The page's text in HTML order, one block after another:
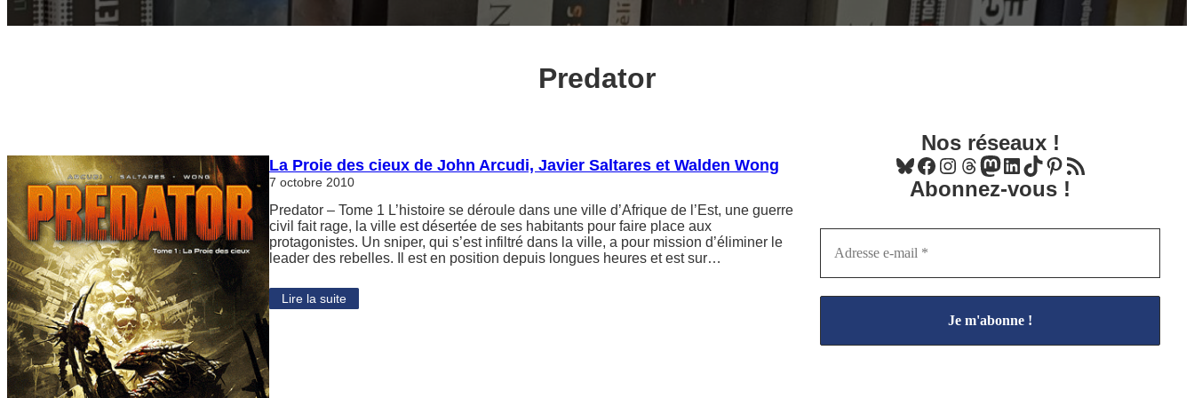
Predator
La Proie des cieux de John Arcudi, Javier Saltares et Walden Wong
7 octobre 2010
Predator – Tome 1 L’histoire se déroule dans une ville d’Afrique de l’Est, une guerre
civil fait rage, la ville est désertée de ses habitants pour faire place aux
protagonistes. Un sniper, qui s’est infiltré dans la ville, a pour mission d’éliminer le
leader des rebelles. Il est en position depuis longues heures et est sur…
Lire la suite
Nos réseaux !
Bluesky Facebook Instagram Threads Mastodon LinkedIn TikTok Pinterest
Flux RSS
Abonnez-vous !